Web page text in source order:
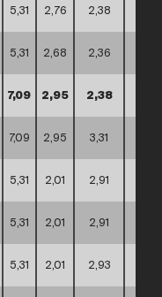
5,31 2,76 2,38
5,31 2,68 2,36
7,09 2,95 2,38
7,09 2,95 3,31
5,31 2,01 2,91
5,31 2,01 2,91
5,31 2,01 2,93